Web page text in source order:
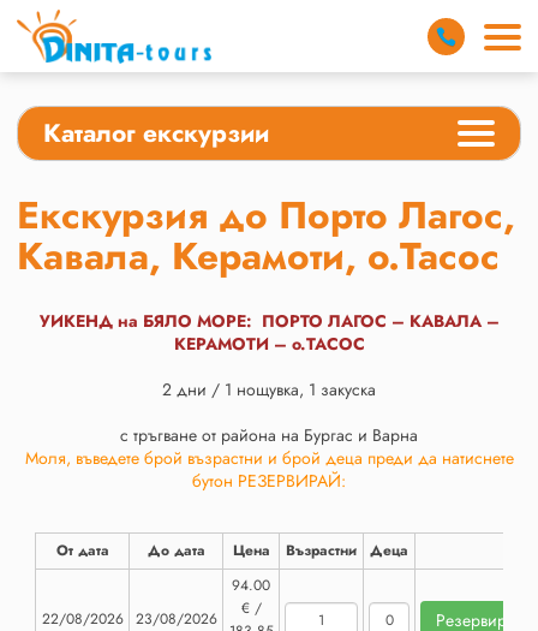
Каталог екскурзии
Екскурзия до Порто Лагос,
Кавала, Керамоти, о.Тасос
УИКЕНД на БЯЛО МОРЕ: ПОРТО ЛАГОС – КАВАЛА –
КЕРАМОТИ – о.ТАСОС
2 дни / 1 нощувка, 1 закуска
с тръгване от района на Бургас и Варна
Моля, въведете брой възрастни и брой деца преди да натиснете
бутон РЕЗЕРВИРАЙ:
От дата До дата Цена Възрастни Деца
22/08/2026 23/08/2026
94.00
€ /